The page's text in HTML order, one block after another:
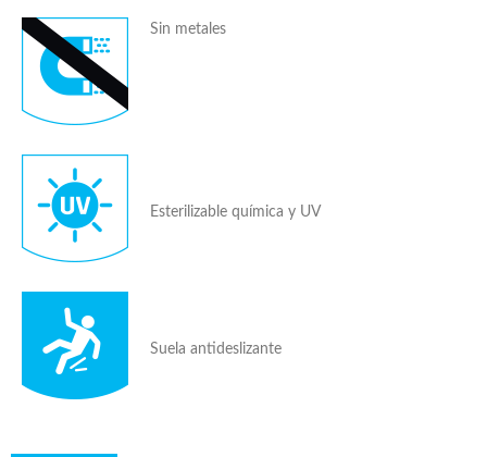
Sin metales
Esterilizable química y UV
Suela antideslizante